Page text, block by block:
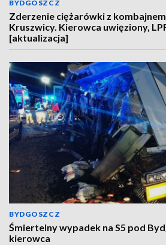
BYDGOSZCZ
Zderzenie ciężarówki z
Kruszwicy. Kierowca uwięziony,
[aktualizacja]
BYDGOSZCZ
Śmiertelny wypadek na S5 pod
kierowca